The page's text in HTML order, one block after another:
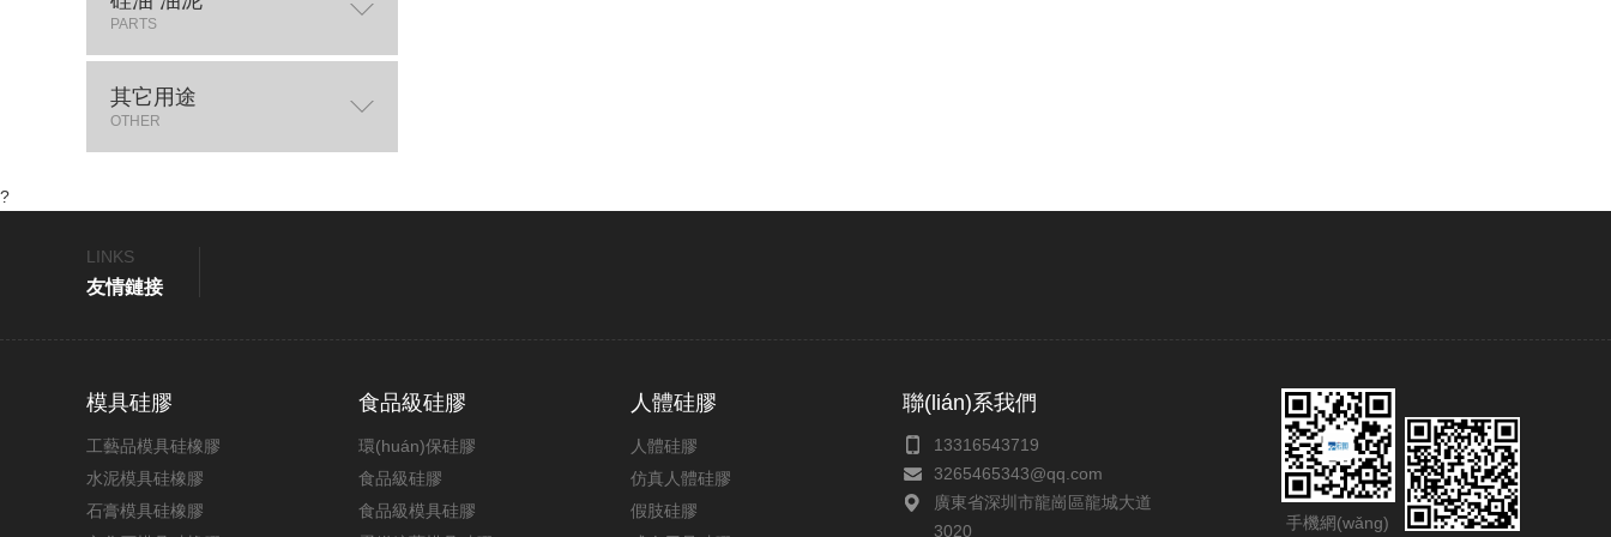
PARTS
其它用途
OTHER
?
LINKS
友情鏈接
模具硅膠
工藝品模具硅橡膠
水泥模具硅橡膠
石膏模具硅橡膠
食品級硅膠
環(huán)保硅膠
食品級硅膠
食品級模具硅膠
人體硅膠
人體硅膠
仿真人體硅膠
假肢硅膠
聯(lián)系我們
13316543719
3265465343@qq.com
廣東省深圳市龍崗區龍城大道
3020
手機網(wǎng)